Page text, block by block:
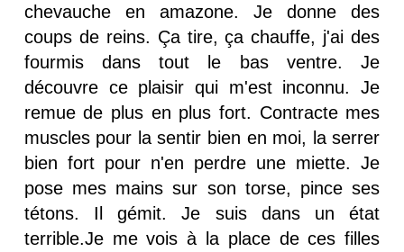
chevauche en amazone. Je donne des
coups de reins. Ça tire, ça chauffe, j'ai des
fourmis dans tout le bas ventre. Je
découvre ce plaisir qui m'est inconnu. Je
remue de plus en plus fort. Contracte mes
muscles pour la sentir bien en moi, la serrer
bien fort pour n'en perdre une miette. Je
pose mes mains sur son torse, pince ses
tétons. Il gémit. Je suis dans un état
terrible.Je me vois à la place de ces filles